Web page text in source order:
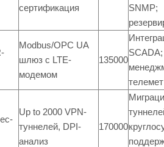
сертификация
SNMP;
Modbus/OPC UA
шлюз с LTE-
модемом
135000
Up to 2000 VPN-
туннелей, DPI-
анализ
170000